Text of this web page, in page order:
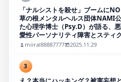
「ナルシストを殺せ」ブームに
草の根メンタルヘルス団体NAMI
た心理学博士（Psy.D）が語る、
愛性パーソナリティ障害とスティ
moral88887777 2025.11.29
3